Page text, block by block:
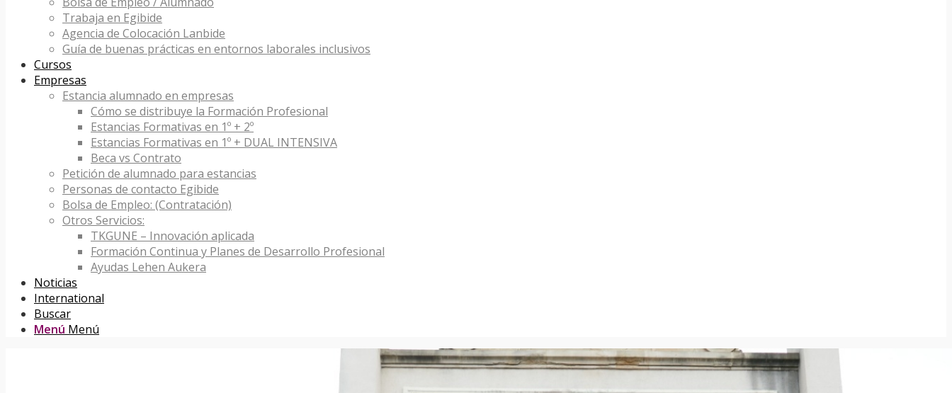
Trabaja en Egibide
Agencia de Colocación Lanbide
Guía de buenas prácticas en entornos laborales inclusivos
Cursos
Empresas
Estancia alumnado en empresas
Cómo se distribuye la Formación Profesional
Estancias Formativas en 1º + 2º
Estancias Formativas en 1º + DUAL INTENSIVA
Beca vs Contrato
Petición de alumnado para estancias
Personas de contacto Egibide
Bolsa de Empleo: (Contratación)
Otros Servicios:
TKGUNE – Innovación aplicada
Formación Continua y Planes de Desarrollo Profesional
Ayudas Lehen Aukera
Noticias
International
Buscar
Menú Menú